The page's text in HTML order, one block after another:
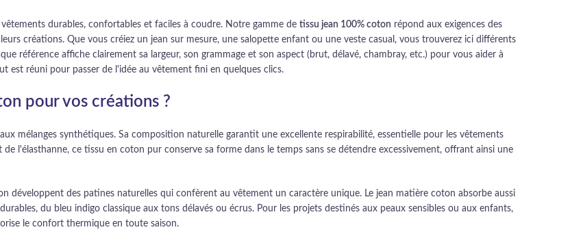
vêtements durables, confortables et faciles à coudre. Notre gamme de tissu jean 100% coton répond aux exigences des
créations. Que vous créiez un jean sur mesure, une salopette enfant ou une veste casual, vous trouverez ici différents
référence affiche clairement sa largeur, son grammage et son aspect (brut, délavé, chambray, etc.) pour vous aider à
est réuni pour passer de l'idée au vêtement fini en quelques clics.
pour vos créations ?
mélanges synthétiques. Sa composition naturelle garantit une excellente respirabilité, essentielle pour les vêtements
l'élasthanne, ce tissu en coton pur conserve sa forme dans le temps sans se détendre excessivement, offrant ainsi une
développent des patines naturelles qui confèrent au vêtement un caractère unique. Le jean matière coton absorbe aussi
du bleu indigo classique aux tons délavés ou écrus. Pour les projets destinés aux peaux sensibles ou aux enfants,
le confort thermique en toute saison.